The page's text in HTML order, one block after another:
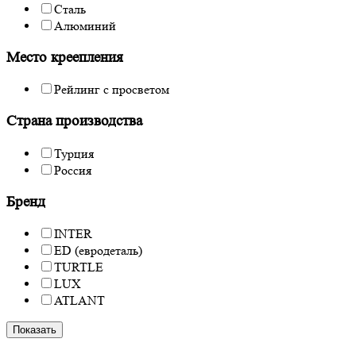
Сталь
Алюминий
Место креепления
Рейлинг с просветом
Страна производства
Турция
Россия
Бренд
INTER
ED (евродеталь)
TURTLE
LUX
ATLANT
Показать